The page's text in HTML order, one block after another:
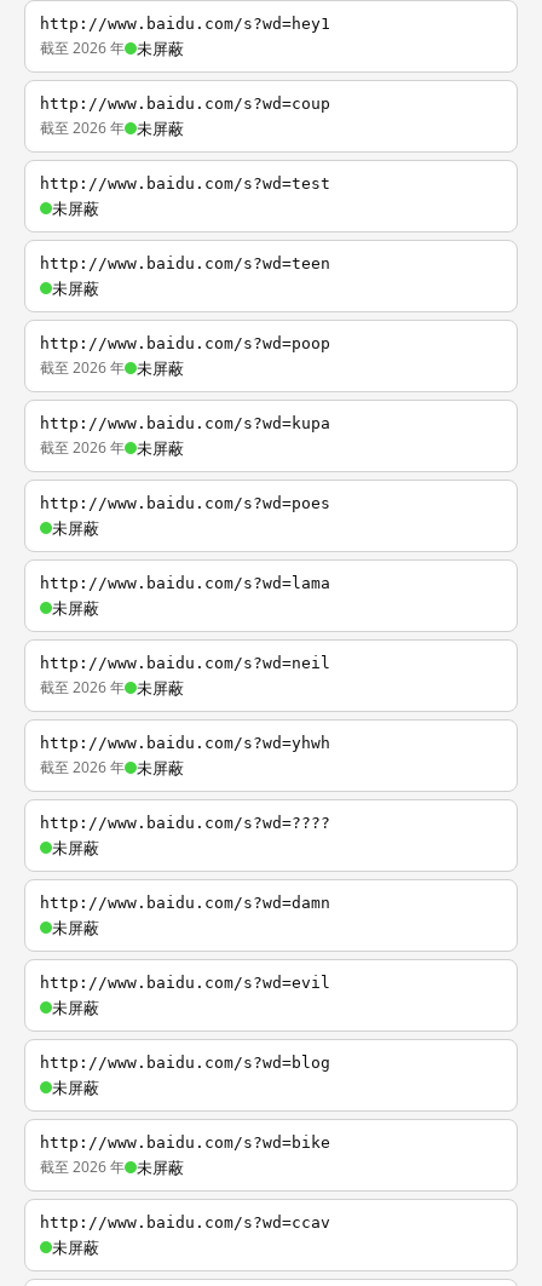
http://www.baidu.com/s?wd=hey1
截至 2026 年 未屏蔽
http://www.baidu.com/s?wd=coup
截至 2026 年 未屏蔽
http://www.baidu.com/s?wd=test
未屏蔽
http://www.baidu.com/s?wd=teen
未屏蔽
http://www.baidu.com/s?wd=poop
截至 2026 年 未屏蔽
http://www.baidu.com/s?wd=kupa
截至 2026 年 未屏蔽
http://www.baidu.com/s?wd=poes
未屏蔽
http://www.baidu.com/s?wd=lama
未屏蔽
http://www.baidu.com/s?wd=neil
截至 2026 年 未屏蔽
http://www.baidu.com/s?wd=yhwh
截至 2026 年 未屏蔽
http://www.baidu.com/s?wd=????
未屏蔽
http://www.baidu.com/s?wd=damn
未屏蔽
http://www.baidu.com/s?wd=evil
未屏蔽
http://www.baidu.com/s?wd=blog
未屏蔽
http://www.baidu.com/s?wd=bike
截至 2026 年 未屏蔽
http://www.baidu.com/s?wd=ccav
未屏蔽